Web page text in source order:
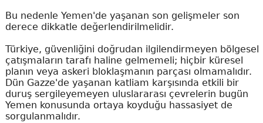
Bu nedenle Yemen'de yaşanan son gelişmeler son
derece dikkatle değerlendirilmelidir.
Türkiye, güvenliğini doğrudan ilgilendirmeyen bölgesel
çatışmaların tarafı haline gelmemeli; hiçbir küresel
planın veya askeri bloklaşmanın parçası olmamalıdır.
Dün Gazze'de yaşanan katliam karşısında etkili bir
duruş sergileyemeyen uluslararası çevrelerin bugün
Yemen konusunda ortaya koyduğu hassasiyet de
sorgulanmalıdır.